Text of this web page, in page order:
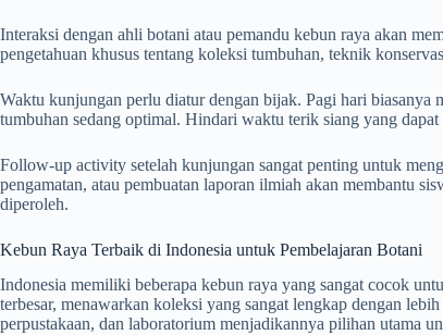
Interaksi dengan ahli botani atau pemandu kebun raya akan
pengetahuan khusus tentang koleksi tumbuhan, teknik
Waktu kunjungan perlu diatur dengan bijak. Pagi hari biasanya
tumbuhan sedang optimal. Hindari waktu terik siang yang
Follow-up activity setelah kunjungan sangat penting untuk
pengamatan, atau pembuatan laporan ilmiah akan membantu
diperoleh.
Kebun Raya Terbaik di Indonesia untuk Pembelajaran Botani
Indonesia memiliki beberapa kebun raya yang sangat cocok
terbesar, menawarkan koleksi yang sangat lengkap dengan
perpustakaan, dan laboratorium menjadikannya pilihan utama